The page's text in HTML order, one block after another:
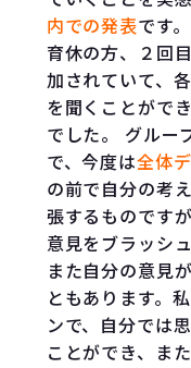
内での発表です
育休の方、２回
加されていて、
を聞くことがで
でした。 グルー
で、今度は全体
の前で自分の考
張するものです
意見をブラッシ
また自分の意見
ともあります。
ンで、自分では
ことができ、ま